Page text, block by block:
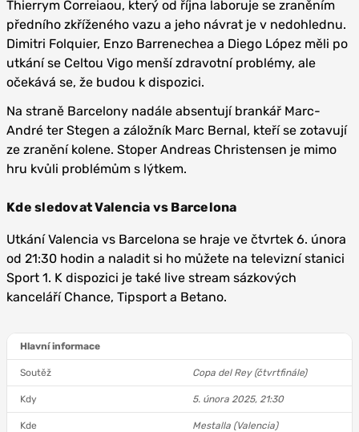
Thierrym Correiaou, který od října laboruje se zraněním
předního zkříženého vazu a jeho návrat je v nedohlednu.
Dimitri Folquier, Enzo Barrenechea a Diego López měli po
utkání se Celtou Vigo menší zdravotní problémy, ale
očekává se, že budou k dispozici.
Na straně Barcelony nadále absentují brankář Marc-
André ter Stegen a záložník Marc Bernal, kteří se zotavují
ze zranění kolene. Stoper Andreas Christensen je mimo
hru kvůli problémům s lýtkem.
Kde sledovat Valencia vs Barcelona
Utkání Valencia vs Barcelona se hraje ve čtvrtek 6. února
od 21:30 hodin a naladit si ho můžete na televizní stanici
Sport 1. K dispozici je také live stream sázkových
kanceláří Chance, Tipsport a Betano.
Hlavní informace
Soutěž Copa del Rey (čtvrtfinále)
Kdy 5. února 2025, 21:30
Kde Mestalla (Valencia)